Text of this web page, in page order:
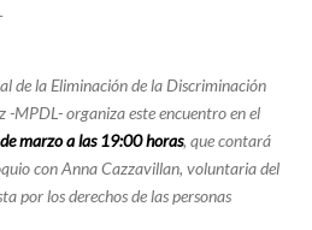
de la Eliminación de la Discriminación
-MPDL- organiza este encuentro en el
marzo a las 19:00 horas, que contará
con Anna Cazzavillan, voluntaria del
por los derechos de las personas